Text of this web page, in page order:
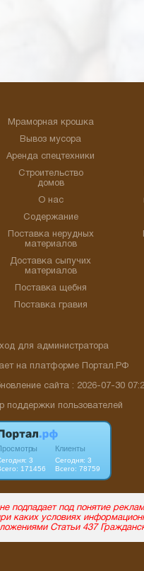
Мраморная крошка
Вывоз мусора
Аренда спецтехники
Строительство
домов
О нас
Содержание
Поставка нерудных
материалов
Доставка сыпучих
материалов
Поставка щебня
Поставка гравия
для администратора
на платформе Портал.РФ
сайта : 2026-07-30
поддержки пользователей